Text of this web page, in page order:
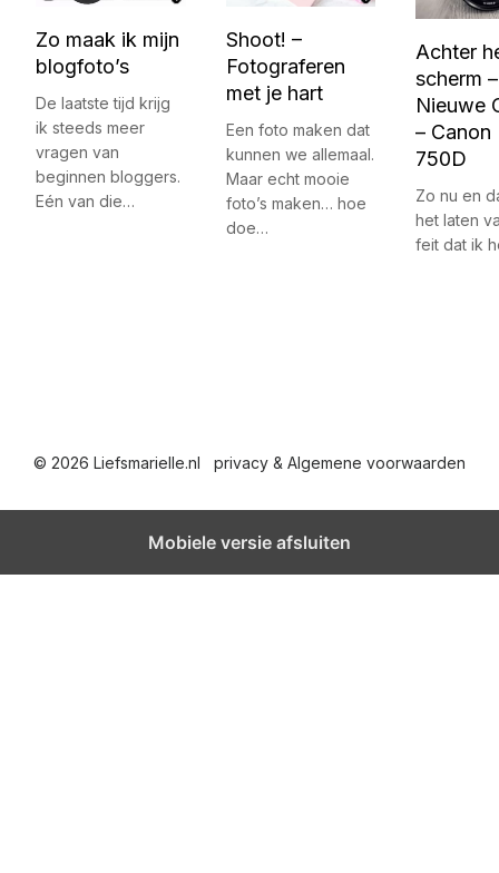
Zo maak ik mijn
blogfoto’s
De laatste tijd krijg
ik steeds meer
vragen van
beginnen bloggers.
Eén van die…
Shoot! –
Fotograferen
met je hart
Een foto maken dat
kunnen we allemaal.
Maar echt mooie
foto’s maken… hoe
doe…
Achter
scherm –
Nieuwe
– Canon
750D
Zo nu en
het laten
feit dat ik
© 2026 Liefsmarielle.nl privacy & Algemene voorwaarden
Mobiele versie afsluiten